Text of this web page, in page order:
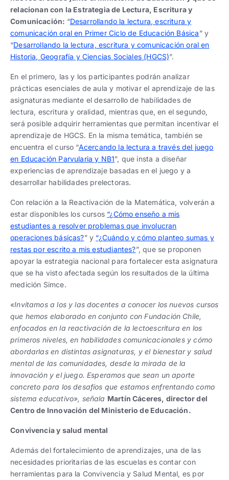
relacionan con la Estrategia de Lectura, Escritura y
Comunicación: “Desarrollando la lectura, escritura y
comunicación oral en Primer Ciclo de Educación Básica” y
“Desarrollando la lectura, escritura y comunicación oral en
Historia, Geografía y Ciencias Sociales (HGCS)”.
En el primero, las y los participantes podrán analizar
prácticas esenciales de aula y motivar el aprendizaje de las
asignaturas mediante el desarrollo de habilidades de
lectura, escritura y oralidad, mientras que, en el segundo,
será posible adquirir herramientas que permitan incentivar el
aprendizaje de HGCS. En la misma temática, también se
encuentra el curso “Acercando la lectura a través del juego
en Educación Parvularia y NB1”, que insta a diseñar
experiencias de aprendizaje basadas en el juego y a
desarrollar habilidades prelectoras.
Con relación a la Reactivación de la Matemática, volverán a
estar disponibles los cursos “¿Cómo enseño a mis
estudiantes a resolver problemas que involucran
operaciones básicas?” y “¿Cuándo y cómo planteo sumas y
restas por escrito a mis estudiantes?”, que se proponen
apoyar la estrategia nacional para fortalecer esta asignatura
que se ha visto afectada según los resultados de la última
medición Simce.
«Invitamos a los y las docentes a conocer los nuevos cursos
que hemos elaborado en conjunto con Fundación Chile,
enfocados en la reactivación de la lectoescritura en los
primeros niveles, en habilidades comunicacionales y cómo
abordarlas en distintas asignaturas, y el bienestar y salud
mental de las comunidades, desde la mirada de la
innovación y el juego. Esperamos que sean un aporte
concreto para los desafíos que estamos enfrentando como
sistema educativo», señala Martín Cáceres, director del
Centro de Innovación del Ministerio de Educación.
Convivencia y salud mental
Además del fortalecimiento de aprendizajes, una de las
necesidades prioritarias de las escuelas es contar con
herramientas para la Convivencia y Salud Mental, es por